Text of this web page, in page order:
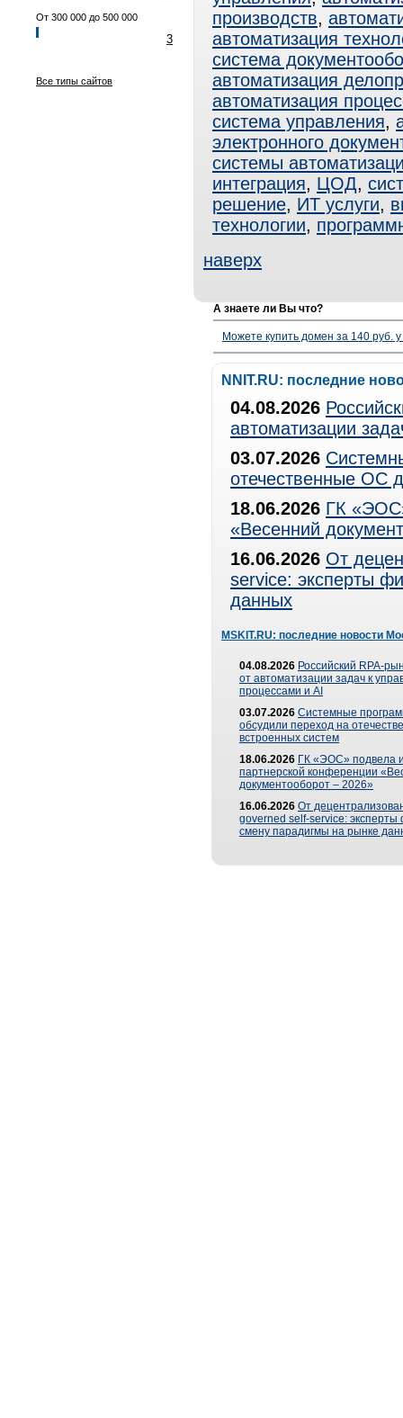
От 300 000 до 500 000
3
Все типы сайтов
производств,
автоматизация
система
автоматизация
автоматизация
система управления,
электронного
системы
интеграция, ЦОД,
решение, ИТ услуги,
технологии,
наверх
А знаете ли Вы что?
Можете купить домен за 140 руб.
NNIT.RU: последние
04.08.2026
автоматизации
03.07.2026
отечественные ОС
18.06.2026 ГК
«Весенний
16.06.2026 От
service: эксперты
данных
MSKIT.RU: последние новости
04.08.2026 Российский RPA-
от автоматизации задач к
процессами и AI
03.07.2026 Системные
обсудили переход на
встроенных систем
18.06.2026 ГК «ЭОС» подвела
партнерской конференции
документооборот – 2026»
16.06.2026 От
governed self-service: эксперты
смену парадигмы на рынке